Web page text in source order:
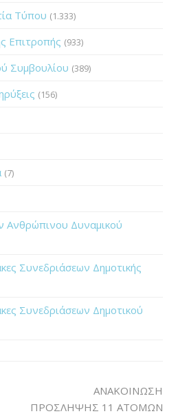
Τύπου (1.333)
Επιτροπής (933)
Συμβουλίου (389)
(156)
(7)
Ανθρώπινου Δυναμικού
Συνεδριάσεων Δημοτικής
Συνεδριάσεων Δημοτικού
ΑΝΑΚΟΙΝΩΣΗ
ΠΡΟΣΛΗΨΗΣ 11 ΑΤΟΜΩΝ